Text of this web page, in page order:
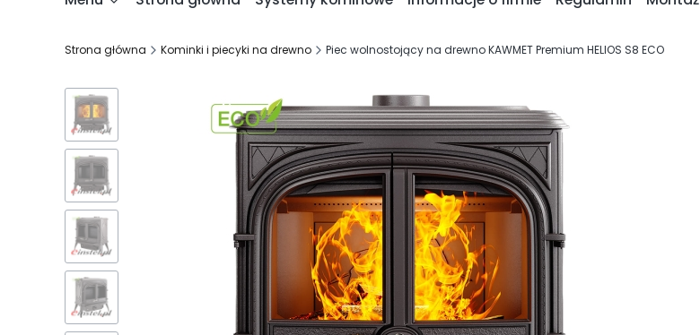
Strona główna Kominki i piecyki na drewno Piec wolnostojący na drewno KAWMET Premium HELIOS S8 ECO